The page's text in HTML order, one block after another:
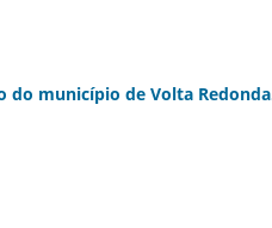
do município de Volta